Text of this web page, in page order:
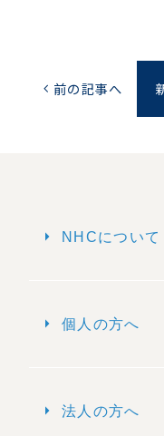
chevron_left 前の記事へ
arrow_right NHCについて
arrow_right 個人の方へ
arrow_right 法人の方へ